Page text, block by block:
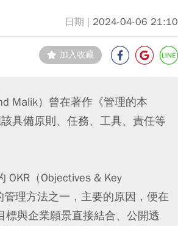
2024-04-06 21:10
加入收藏
Malik）曾在著作《管理的本
具備原則、任務、工具、責任等
OKR（Objectives & Key
理方法之一，主要的原因，便在
標與企業願景直接結合、公開透